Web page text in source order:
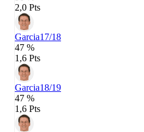
2,0 Pts
Garcia17/18
47 %
1,6 Pts
Garcia18/19
47 %
1,6 Pts